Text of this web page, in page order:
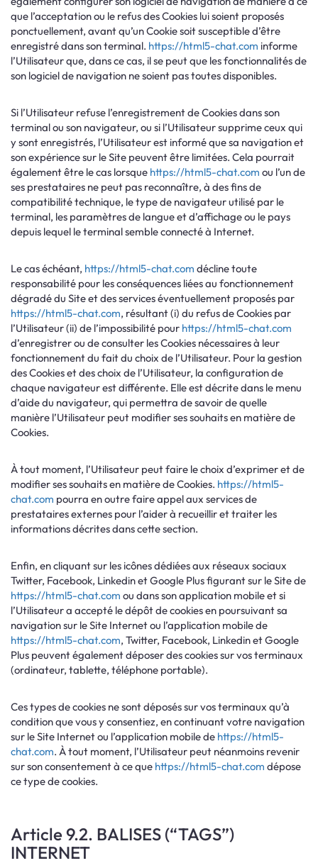
que l’acceptation ou le refus des Cookies lui soient proposés
ponctuellement, avant qu’un Cookie soit susceptible d’être
enregistré dans son terminal. https://html5-chat.com informe
l’Utilisateur que, dans ce cas, il se peut que les fonctionnalités de
son logiciel de navigation ne soient pas toutes disponibles.
Si l’Utilisateur refuse l’enregistrement de Cookies dans son
terminal ou son navigateur, ou si l’Utilisateur supprime ceux qui
y sont enregistrés, l’Utilisateur est informé que sa navigation et
son expérience sur le Site peuvent être limitées. Cela pourrait
également être le cas lorsque https://html5-chat.com ou l’un de
ses prestataires ne peut pas reconnaître, à des fins de
compatibilité technique, le type de navigateur utilisé par le
terminal, les paramètres de langue et d’affichage ou le pays
depuis lequel le terminal semble connecté à Internet.
Le cas échéant, https://html5-chat.com décline toute
responsabilité pour les conséquences liées au fonctionnement
dégradé du Site et des services éventuellement proposés par
https://html5-chat.com, résultant (i) du refus de Cookies par
l’Utilisateur (ii) de l’impossibilité pour https://html5-chat.com
d’enregistrer ou de consulter les Cookies nécessaires à leur
fonctionnement du fait du choix de l’Utilisateur. Pour la gestion
des Cookies et des choix de l’Utilisateur, la configuration de
chaque navigateur est différente. Elle est décrite dans le menu
d’aide du navigateur, qui permettra de savoir de quelle
manière l’Utilisateur peut modifier ses souhaits en matière de
Cookies.
À tout moment, l’Utilisateur peut faire le choix d’exprimer et de
modifier ses souhaits en matière de Cookies. https://html5-
chat.com pourra en outre faire appel aux services de
prestataires externes pour l’aider à recueillir et traiter les
informations décrites dans cette section.
Enfin, en cliquant sur les icônes dédiées aux réseaux sociaux
Twitter, Facebook, Linkedin et Google Plus figurant sur le Site de
https://html5-chat.com ou dans son application mobile et si
l’Utilisateur a accepté le dépôt de cookies en poursuivant sa
navigation sur le Site Internet ou l’application mobile de
https://html5-chat.com, Twitter, Facebook, Linkedin et Google
Plus peuvent également déposer des cookies sur vos terminaux
(ordinateur, tablette, téléphone portable).
Ces types de cookies ne sont déposés sur vos terminaux qu’à
condition que vous y consentiez, en continuant votre navigation
sur le Site Internet ou l’application mobile de https://html5-
chat.com. À tout moment, l’Utilisateur peut néanmoins revenir
sur son consentement à ce que https://html5-chat.com dépose
ce type de cookies.
Article 9.2. BALISES (“TAGS”)
INTERNET